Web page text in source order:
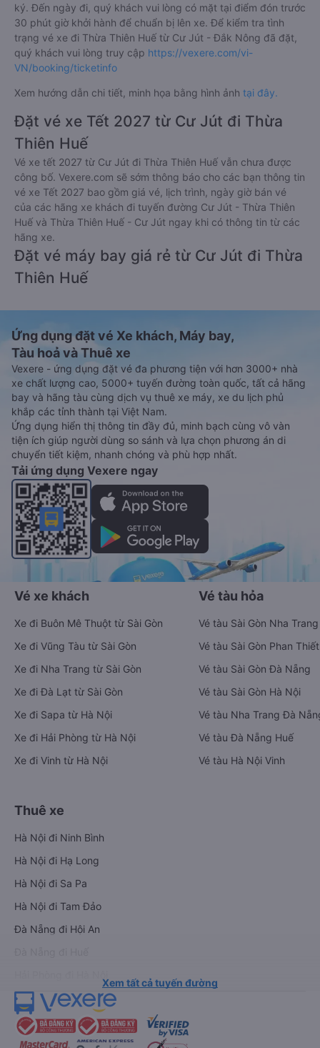
ký. Đến ngày đi, quý khách vui lòng có mặt tại điểm đón trước
30 phút giờ khởi hành để chuẩn bị lên xe. Để kiểm tra tình
trạng vé xe đi Thừa Thiên Huế từ Cư Jút - Đắk Nông đã đặt,
quý khách vui lòng truy cập https://vexere.com/vi-
VN/booking/ticketinfo
Xem hướng dẫn chi tiết, minh họa bằng hình ảnh tại đây.
Đặt vé xe Tết 2027 từ Cư Jút đi Thừa
Thiên Huế
Vé xe tết 2027 từ Cư Jút đi Thừa Thiên Huế vẫn chưa được
công bố. Vexere.com sẽ sớm thông báo cho các bạn thông tin
vé xe Tết 2027 bao gồm giá vé, lịch trình, ngày giờ bán vé
của các hãng xe khách đi tuyến đường Cư Jút - Thừa Thiên
Huế và Thừa Thiên Huế - Cư Jút ngay khi có thông tin từ các
hãng xe.
Đặt vé máy bay giá rẻ từ Cư Jút đi Thừa
Thiên Huế
Ứng dụng đặt vé Xe khách, Máy bay,
Tàu hoả và Thuê xe
Vexere - ứng dụng đặt vé đa phương tiện với hơn 3000+ nhà
xe chất lượng cao, 5000+ tuyến đường toàn quốc, tất cả hãng
bay và hãng tàu cùng dịch vụ thuê xe máy, xe du lịch phủ
khắp các tỉnh thành tại Việt Nam.
Ứng dụng hiển thị thông tin đầy đủ, minh bạch cùng vô vàn
tiện ích giúp người dùng so sánh và lựa chọn phương án di
chuyển tiết kiệm, nhanh chóng và phù hợp nhất.
Tải ứng dụng Vexere ngay
Vé xe khách
Xe đi Buôn Mê Thuột từ Sài Gòn
Xe đi Vũng Tàu từ Sài Gòn
Xe đi Nha Trang từ Sài Gòn
Xe đi Đà Lạt từ Sài Gòn
Xe đi Sapa từ Hà Nội
Xe đi Hải Phòng từ Hà Nội
Xe đi Vinh từ Hà Nội
Vé tàu hỏa
Vé tàu Sài Gòn Nha Trang
Vé tàu Sài Gòn Phan Thiết
Vé tàu Sài Gòn Đà Nẵng
Vé tàu Sài Gòn Hà Nội
Vé tàu Nha Trang Đà
Vé tàu Đà Nẵng Huế
Vé tàu Hà Nội Vinh
Thuê xe
Hà Nội đi Ninh Bình
Hà Nội đi Hạ Long
Hà Nội đi Sa Pa
Hà Nội đi Tam Đảo
Đà Nẵng đi Hội An
Xem tất cả tuyến đường